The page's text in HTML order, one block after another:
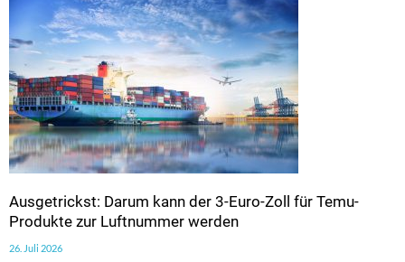
Ausgetrickst: Darum kann der 3-Euro-Zoll für Temu-
Produkte zur Luftnummer werden
26. Juli 2026